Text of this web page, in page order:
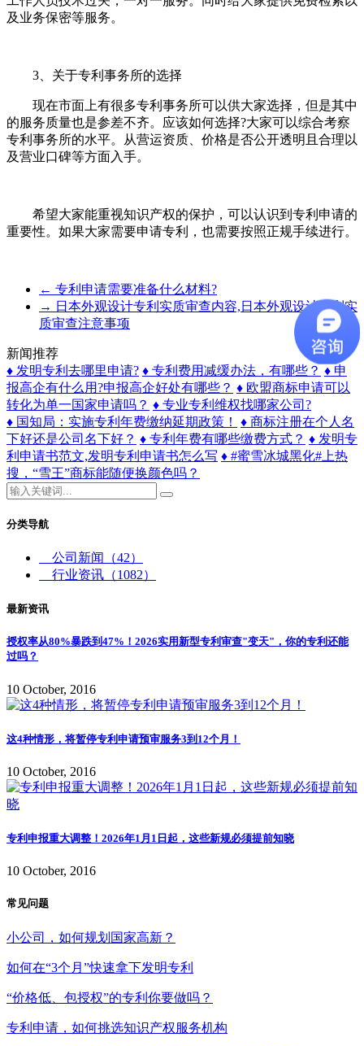
及业务保密等服务。
3、关于专利事务所的选择
现在市面上有很多专利事务所可以供大家选择，但是其中
的服务质量也是参差不齐。应该如何选择?大家可以综合考察
专利事务所的水平。从营运资质、价格是否公开透明且合理以
及营业口碑等方面入手。
希望大家能重视知识产权的保护，可以认识到专利申请的
重要性。如果大家需要申请专利，也需要按照正规手续进行。
← 专利申请需要准备什么材料?
→ 日本外观设计专利实质审查内容,日本外观设计专利实
质审查注意事项
新闻推荐
♦ 发明专利去哪里申请? ♦ 专利费用减缓办法，有哪些？ ♦ 申
报高企有什么用?申报高企好处有哪些？ ♦ 欧盟商标申请可以
转化为单一国家申请吗？ ♦ 专业专利维权找哪家公司?
♦ 国知局：实施专利年费缴纳延期政策！
♦ 商标注册在个人名
下好还是公司名下好？ ♦ 专利年费有哪些缴费方式？ ♦ 发明专
利申请书范文,发明专利申请书怎么写 ♦ #蜜雪冰城黑化#上热
搜，“雪王”商标能随便换颜色吗？
分类导航
公司新闻
（42）
行业资讯 （1082）
最新资讯
授权率从80%暴跌到47%！2026实用新型专利审查"变天"，你的专利还能
过吗？
10 October, 2016
这4种情形，将暂停专利申请预审服务3到12个月！
10 October, 2016
专利申报重大调整！2026年1月1日起，这些新规必须提前知晓
10 October, 2016
常见问题
小公司，如何规划国家高新？
如何在“3个月”快速拿下发明专利
“价格低、包授权”的专利你要做吗？
专利申请，如何挑选知识产权服务机构